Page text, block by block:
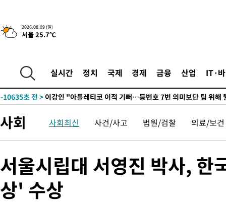
2026.08.09 (일)
서울 25.7℃
실시간 정치 국제 경제 금융 산업 IT·
-20819초 전 >이란 "호르무즈 재개방 합의 근접…美 배상 선행돼야"
-11866초 전 >[속보]與최고위원 제주·인천 순회경선…박선원·최민희·서미
청래 44.56%
-11101초 전 >
[속보]與 대표 경선 제주·인천 당원투표…金 47.75%·鄭
42.08%·宋 10.17%
-10635초 전 >
것"
-10570초 전 > [속보]與 당대표 경선, 제주·인천 권리당원 투표 김민석 승리
-3614초 전 >
[속보]이강인 "감독님이 원하는 마음 느꼈고, 많은 트로피 원해
-3396초 전 >수도권 40도 육박 '펄펄'…동해안 일부 지역엔 호의주의보
1시간 전 >강릉에 시간당 81.4㎜ 물폭탄…도로 잠기고 담벼락 붕괴
2시간 전 >
백운산서 80년근 천종산삼 9뿌리 발견…감정가 1.3억원
2시간 전 >선재도서 해루질 나섰다 실종 60대, 닷새 만에 숨진 채 발견
사회 사회최신 사건/사고 법원/검찰 의료/보건
서울시립대 서영진 박사, 한
상' 수상